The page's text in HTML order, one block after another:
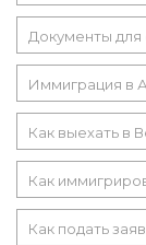
Документы
Иммиграция в
Как выехать в
Как
Как подать